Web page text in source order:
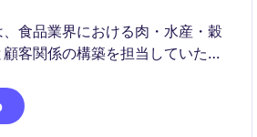
食品業界における肉・水産・穀
客関係の構築を担当していただ
ることが求められます。